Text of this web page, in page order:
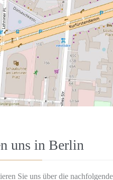
uns in Berlin
Sie uns über die